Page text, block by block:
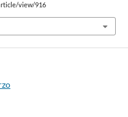
view/916